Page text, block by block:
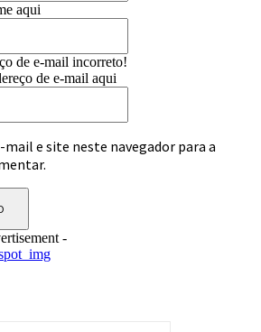
aqui
de e-mail incorreto!
de e-mail aqui
mail e site neste navegador para a
-